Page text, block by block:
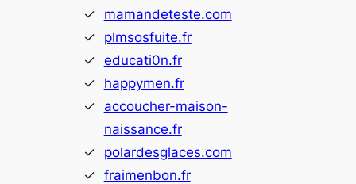
mamandeteste.com
plmsosfuite.fr
educati0n.fr
happymen.fr
accoucher-maison-
naissance.fr
polardesglaces.com
fraimenbon.fr